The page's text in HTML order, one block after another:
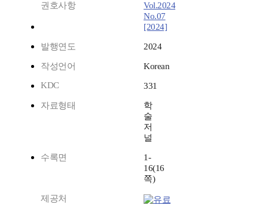
권호사항
Vol.2024
No.07
[2024]
발행연도 2024
작성언어
Korean
KDC
331
자료형태
학
술
저
널
수록면
1-
16(16
쪽)
제공처